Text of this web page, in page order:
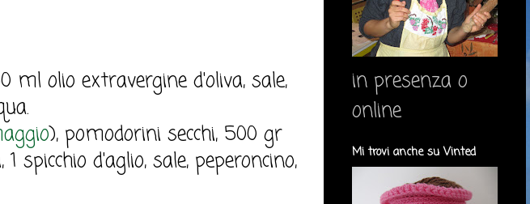
olio extravergine d'oliva, sale,
), pomodorini secchi, 500 gr
spicchio d'aglio, sale, peperoncino,
in presenza o
online
Mi trovi anche su Vinted